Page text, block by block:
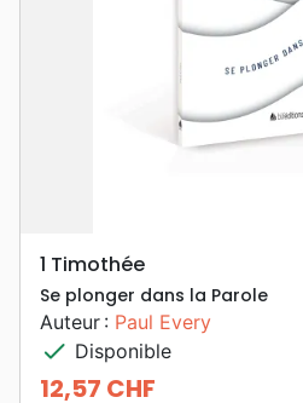
1 Timothée
Se plonger dans la Parole
Auteur : Paul Every
check Disponible
12,57 CHF